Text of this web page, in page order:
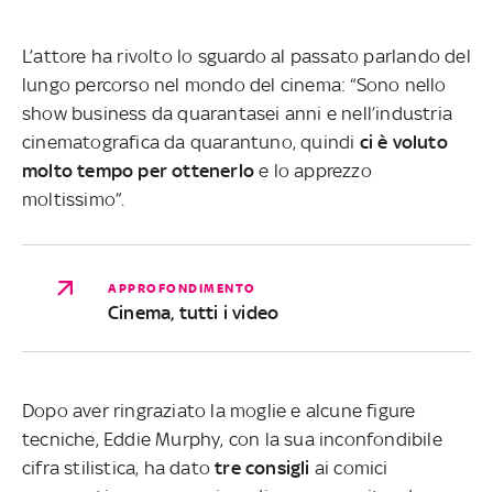
L’attore ha rivolto lo sguardo al passato parlando del
lungo percorso nel mondo del cinema: “Sono nello
show business da quarantasei anni e nell’industria
cinematografica da quarantuno, quindi ci è voluto
molto tempo per ottenerlo e lo apprezzo
moltissimo”.
APPROFONDIMENTO
Cinema, tutti i video
Dopo aver ringraziato la moglie e alcune figure
tecniche, Eddie Murphy, con la sua inconfondibile
cifra stilistica, ha datotre consigli ai comici